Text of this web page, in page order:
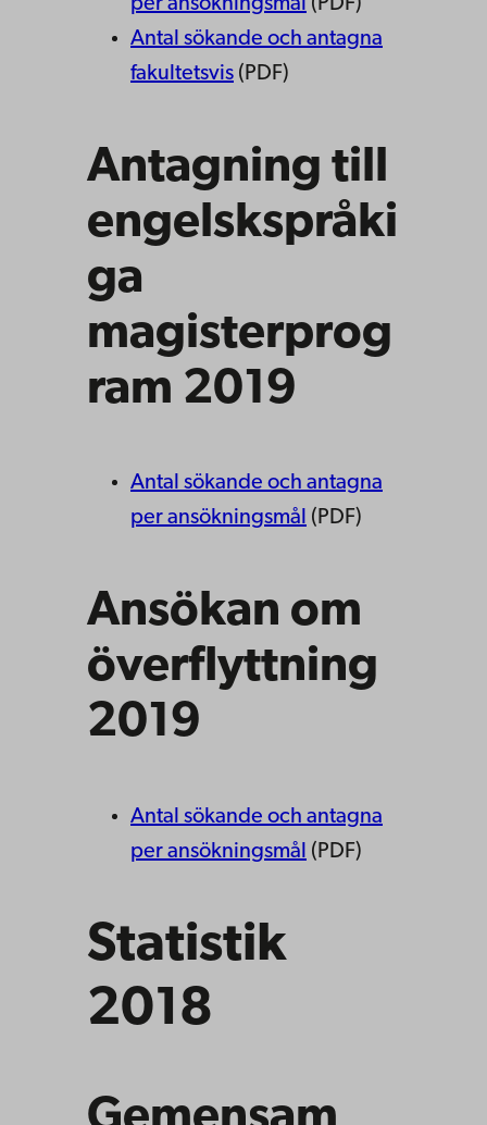
Antal sökande och antagna
fakultetsvis (PDF)
Antagning till
engelskspråki
ga
magisterprog
ram 2019
Antal sökande och antagna
per ansökningsmål (PDF)
Ansökan om
överflyttning
2019
Antal sökande och antagna
per ansökningsmål (PDF)
Statistik
2018